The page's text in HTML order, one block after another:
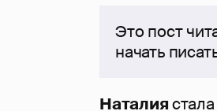
Это пост
начать
Наталия